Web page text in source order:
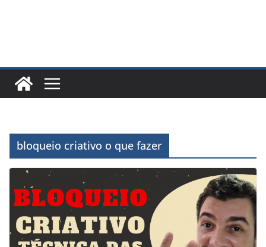
bloqueio criativo o que fazer